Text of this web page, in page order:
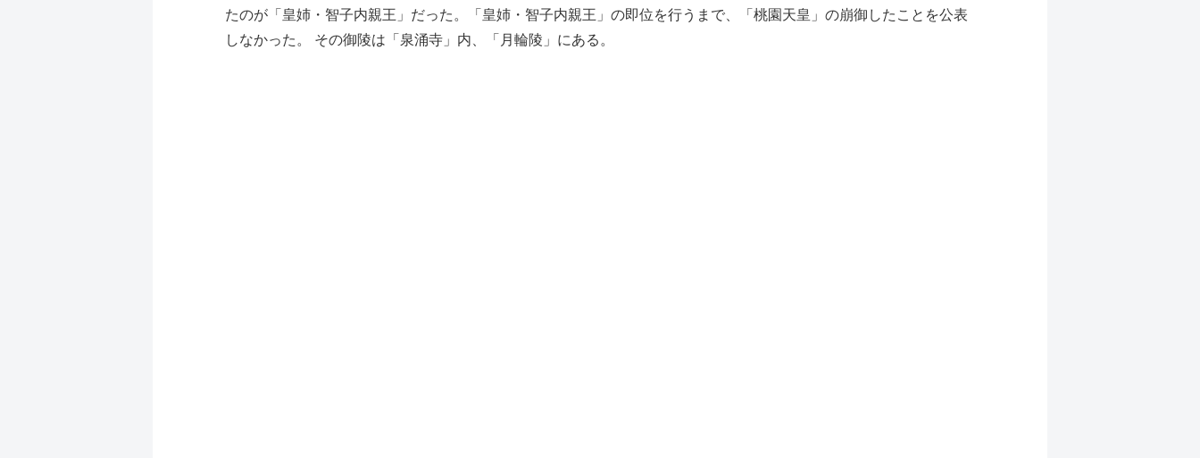
たのが「皇姉・智子内親王」だった。「皇姉・智子内親王」の即位を行うまで、「桃園天皇」の崩御したことを公表
しなかった。 その御陵は「泉涌寺」内、「月輪陵」にある。